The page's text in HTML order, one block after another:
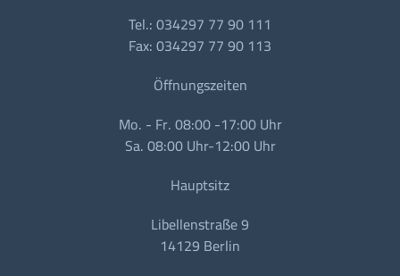
Tel.: 034297 77 90 111
Fax: 034297 77 90 113
Öffnungszeiten
Mo. - Fr. 08:00 -17:00 Uhr
Sa. 08:00 Uhr-12:00 Uhr
Hauptsitz
Libellenstraße 9
14129 Berlin